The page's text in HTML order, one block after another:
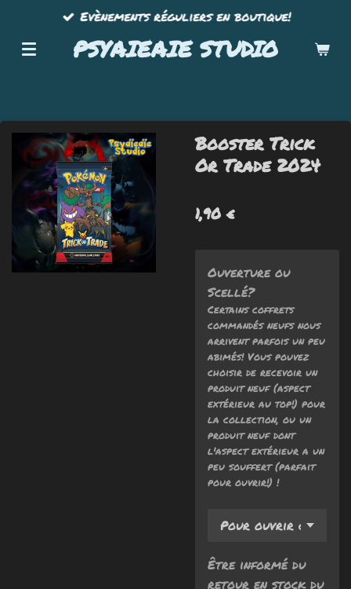
contenu
PSYAIEAIE STUDIO
Evènements réguliers en boutique!
Booster Trick
Or Trade 2024
1,90 €
Ouverture ou
Scellé?
Certains coffrets
commandés neufs nous
arrivent parfois un peu
abimés! Vous pouvez
choisir de recevoir un
produit neuf (aspect
extérieur au top!) pour
la collection, ou un
produit neuf dont
l'aspect extérieur a un
peu souffert (parfait
pour ouvrir!) !
Être informé du
retour en stock du